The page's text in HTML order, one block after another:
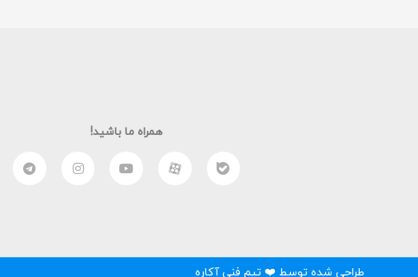
همراه ما باشید!
طراحی شده توسط ❤️ تیم فنی آکاره